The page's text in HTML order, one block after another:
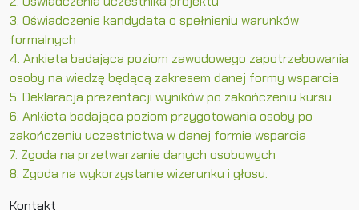
3. Oświadczenie kandydata o spełnieniu warunków
formalnych
4. Ankieta badająca poziom zawodowego zapotrzebowania
osoby na wiedzę będącą zakresem danej formy wsparcia
5. Deklaracja prezentacji wyników po zakończeniu kursu
6. Ankieta badająca poziom przygotowania osoby po
zakończeniu uczestnictwa w danej formie wsparcia
7. Zgoda na przetwarzanie danych osobowych
8. Zgoda na wykorzystanie wizerunku i głosu.
Kontakt